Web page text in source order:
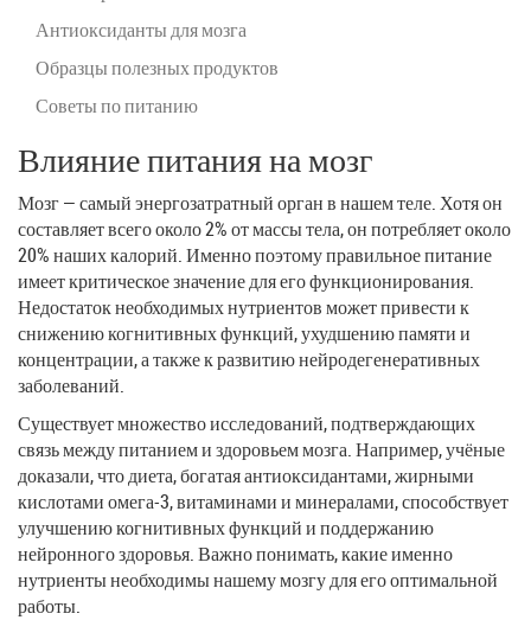
Антиоксиданты для мозга
Образцы полезных продуктов
Советы по питанию
Влияние питания на мозг
Мозг — самый энергозатратный орган в нашем теле. Хотя он
составляет всего около 2% от массы тела, он потребляет около
20% наших калорий. Именно поэтому правильное питание
имеет критическое значение для его функционирования.
Недостаток необходимых нутриентов может привести к
снижению когнитивных функций, ухудшению памяти и
концентрации, а также к развитию нейродегенеративных
заболеваний.
Существует множество исследований, подтверждающих
связь между питанием и здоровьем мозга. Например, учёные
доказали, что диета, богатая антиоксидантами, жирными
кислотами омега-3, витаминами и минералами, способствует
улучшению когнитивных функций и поддержанию
нейронного здоровья. Важно понимать, какие именно
нутриенты необходимы нашему мозгу для его оптимальной
работы.